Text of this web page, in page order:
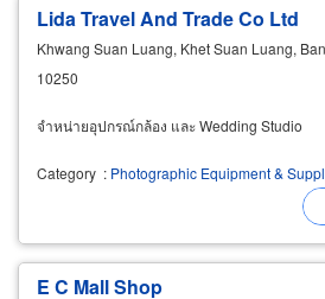
Lida Travel And Trade Co Ltd
Khwang Suan Luang, Khet Suan Luang,
10250
จำหน่ายอุปกรณ์กล้อง และ Wedding Studio
Category : Photographic Equipment &
E C Mall Shop